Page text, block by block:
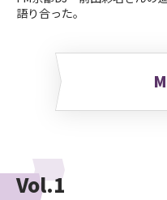
語り合った。
Vol.1